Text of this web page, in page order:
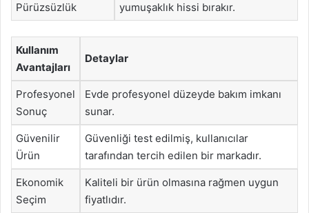
Pürüzsüzlük
yumuşaklık hissi bırakır.
Kullanım
Avantajları
Detaylar
Profesyonel
Sonuç
Evde profesyonel düzeyde bakım imkanı
sunar.
Güvenilir
Ürün
Güvenliği test edilmiş, kullanıcılar
tarafından tercih edilen bir markadır.
Ekonomik
Seçim
Kaliteli bir ürün olmasına rağmen uygun
fiyatlıdır.